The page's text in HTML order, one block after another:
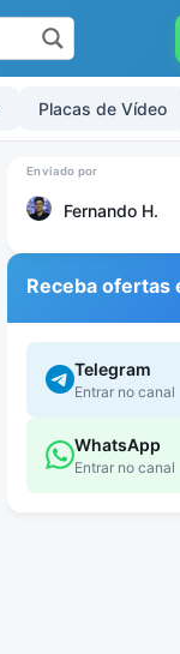
Placas de Vídeo
Fernando H.
Receba ofertas
Telegram
Entrar no canal
WhatsApp
Entrar no canal